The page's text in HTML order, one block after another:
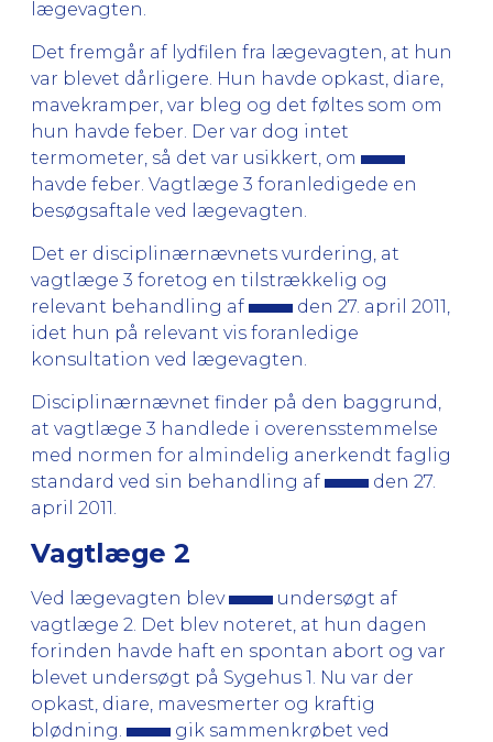
lægevagten.
Det fremgår af lydfilen fra lægevagten, at hun
var blevet dårligere. Hun havde opkast, diare,
mavekramper, var bleg og det føltes som om
hun havde feber. Der var dog intet
termometer, så det var usikkert, om
havde feber. Vagtlæge 3 foranledigede en
besøgsaftale ved lægevagten.
Det er disciplinærnævnets vurdering, at
vagtlæge 3 foretog en tilstrækkelig og
relevant behandling af
den 27. april 2011,
idet hun på relevant vis foranledige
konsultation ved lægevagten.
Disciplinærnævnet finder på den baggrund,
at vagtlæge 3 handlede i overensstemmelse
med normen for almindelig anerkendt faglig
standard ved sin behandling af
den 27.
april 2011.
Vagtlæge 2
Ved lægevagten blev
undersøgt af
vagtlæge 2. Det blev noteret, at hun dagen
forinden havde haft en spontan abort og var
blevet undersøgt på Sygehus 1. Nu var der
opkast, diare, mavesmerter og kraftig
blødning.
gik sammenkrøbet ved